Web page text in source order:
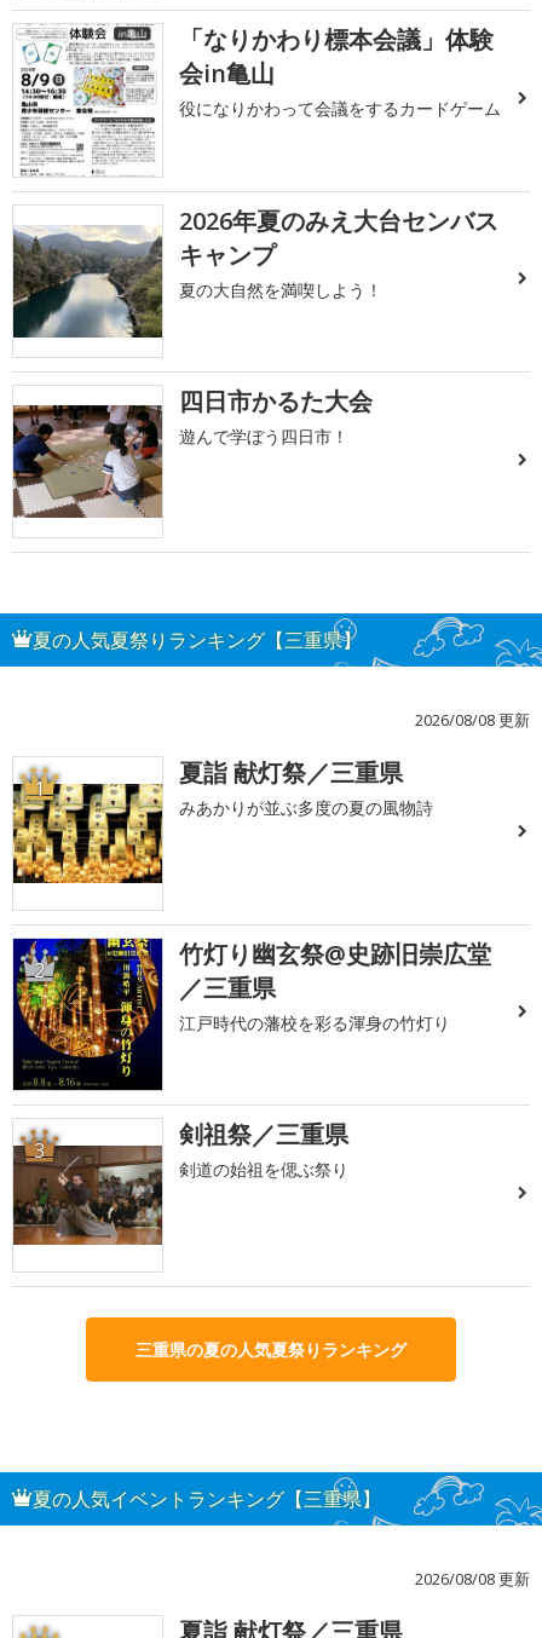
「なりかわり標本会議」体験
会in亀山
役になりかわって会議をするカードゲーム
2026年夏のみえ大台センバス
キャンプ
夏の大自然を満喫しよう！
四日市かるた大会
遊んで学ぼう四日市！
夏の人気夏祭りランキング【三重県】
2026/08/08 更新
1 夏詣 献灯祭／三重県
みあかりが並ぶ多度の夏の風物詩
2
竹灯り幽玄祭@史跡旧崇広堂
／三重県
江戸時代の藩校を彩る渾身の竹灯り
3 剣祖祭／三重県
剣道の始祖を偲ぶ祭り
三重県の夏の人気夏祭りランキング
夏の人気イベントランキング【三重県】
2026/08/08 更新
夏詣 献灯祭／三重県